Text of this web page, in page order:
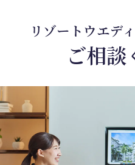
リゾートウエデ
ご相談